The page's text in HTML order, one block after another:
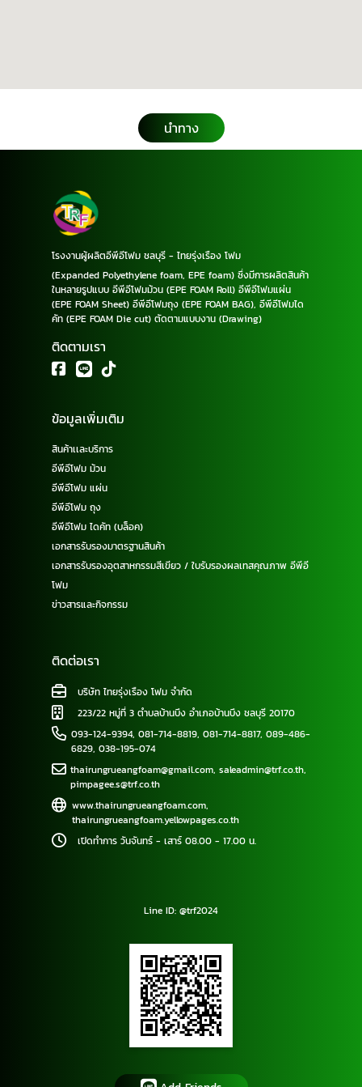
นำทาง
โรงงานผู้ผลิตอีพีอีโฟม ชลบุรี - ไทยรุ่งเรือง โฟม
(Expanded Polyethylene foam, EPE foam) ซึ่งมีการผลิตสินค้า
ในหลายรูปแบบ อีพีอีโฟมม้วน (EPE FOAM Roll) อีพีอีโฟมแผ่น
(EPE FOAM Sheet) อีพีอีโฟมถุง (EPE FOAM BAG), อีพีอีโฟมได
คัท (EPE FOAM Die cut) ตัดตามแบบงาน (Drawing)
ติดตามเรา
ข้อมูลเพิ่มเติม
สินค้าเเละบริการ
อีพีอีโฟม ม้วน
อีพีอีโฟม แผ่น
อีพีอีโฟม ถุง
อีพีอีโฟม ไดคัท (บล็อค)
เอกสารรับรองมาตรฐานสินค้า
เอกสารรับรองอุตสาหกรรมสีเขียว / ใบรับรองผลเทสคุณภาพ อีพีอี
โฟม
ข่าวสารและกิจกรรม
ติดต่อเรา
บริษัท ไทยรุ่งเรือง โฟม จำกัด
223/22 หมู่ที่ 3 ตำบลบ้านบึง อำเภอบ้านบึง ชลบุรี 20170
093-124-9394, 081-714-8819, 081-714-8817, 089-486-
6829, 038-195-074
thairungrueangfoam@gmail.com,saleadmin@trf.co.th,
pimpagee.s@trf.co.th
www.thairungrueangfoam.com,
thairungrueangfoam.yellowpages.co.th
เปิดทำการ วันจันทร์ - เสาร์ 08.00 - 17.00 น.
Line ID: @trf2024